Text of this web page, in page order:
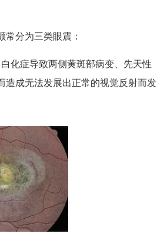
分为三类眼震：
化症导致两侧黄斑部病变、先天性
造成无法发展出正常的视觉反射而发